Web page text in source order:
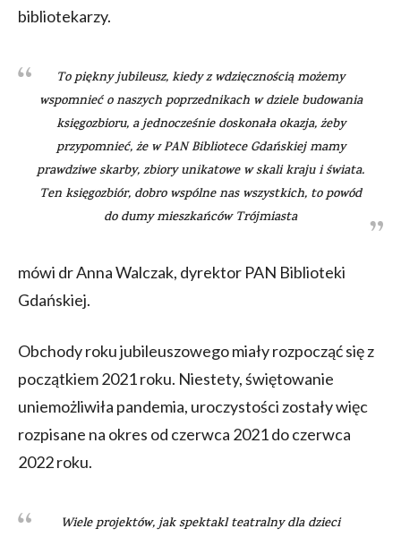
bibliotekarzy.
To piękny jubileusz, kiedy z wdzięcznością możemy
wspomnieć o naszych poprzednikach w dziele budowania
księgozbioru, a jednocześnie doskonała okazja, żeby
przypomnieć, że w PAN Bibliotece Gdańskiej mamy
prawdziwe skarby, zbiory unikatowe w skali kraju i świata.
Ten księgozbiór, dobro wspólne nas wszystkich, to powód
do dumy mieszkańców Trójmiasta
mówi dr Anna Walczak, dyrektor PAN Biblioteki
Gdańskiej.
Obchody roku jubileuszowego miały rozpocząć się z
początkiem 2021 roku. Niestety, świętowanie
uniemożliwiła pandemia, uroczystości zostały więc
rozpisane na okres od czerwca 2021 do czerwca
2022 roku.
Wiele projektów, jak spektakl teatralny dla dzieci